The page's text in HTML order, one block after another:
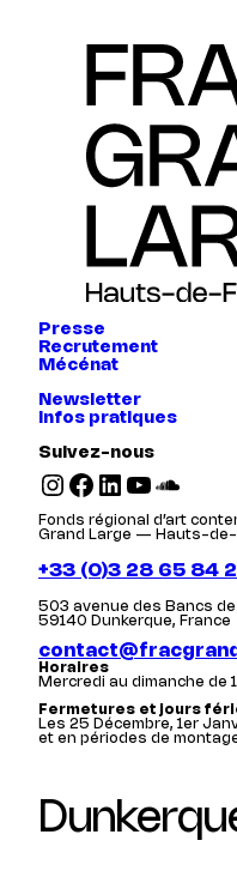
Presse
Recrutement
Mécénat
Newsletter
Infos pratiques
Suivez-nous
Instagram Facebook LinkedIn YouTube SoundCloud
Fonds régional d’art
Grand Large — Hauts-de-
+33 (0)3 28 65 84
503 avenue des Bancs de
59140 Dunkerque, France
Horaires
Mercredi au dimanche de
Fermetures et jours
Les 25 Décembre, 1er
et en périodes de